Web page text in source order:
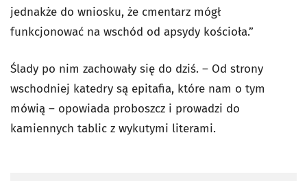
jednakże do wniosku, że cmentarz mógł
funkcjonować na wschód od apsydy kościoła.”
Ślady po nim zachowały się do dziś. – Od strony
wschodniej katedry są epitafia, które nam o tym
mówią – opowiada proboszcz i prowadzi do
kamiennych tablic z wykutymi literami.